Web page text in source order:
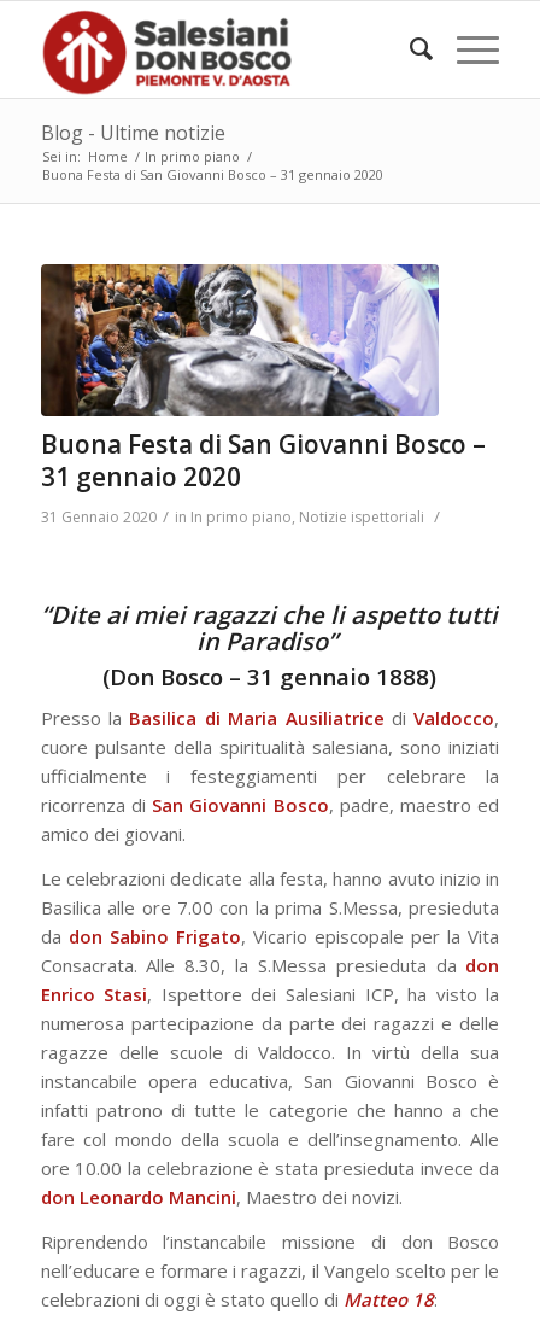
Blog - Ultime notizie
Sei in: Home / In primo piano /
Buona Festa di San Giovanni Bosco – 31 gennaio 2020
Buona Festa di San Giovanni Bosco –
31 gennaio 2020
31 Gennaio 2020 / in In primo piano, Notizie ispettoriali /
“Dite ai miei ragazzi che li aspetto tutti
in Paradiso”
(Don Bosco – 31 gennaio 1888)
Presso la Basilica di Maria Ausiliatrice diValdocco,
cuore pulsante della spiritualità salesiana, sono iniziati
ufficialmente i festeggiamenti per celebrare la
ricorrenza di San Giovanni Bosco, padre, maestro ed
amico dei giovani.
Le celebrazioni dedicate alla festa, hanno avuto inizio in
Basilica alle ore 7.00 con la prima S.Messa, presieduta
da don Sabino Frigato, Vicario episcopale per la Vita
Consacrata. Alle 8.30, la S.Messa presieduta da don
Enrico Stasi, Ispettore dei Salesiani ICP, ha visto la
numerosa partecipazione da parte dei ragazzi e delle
ragazze delle scuole di Valdocco. In virtù della sua
instancabile opera educativa, San Giovanni Bosco è
infatti patrono di tutte le categorie che hanno a che
fare col mondo della scuola e dell’insegnamento. Alle
ore 10.00 la celebrazione è stata presieduta invece da
don Leonardo Mancini, Maestro dei novizi.
Riprendendo l’instancabile missione di don Bosco
nell’educare e formare i ragazzi, il Vangelo scelto per le
celebrazioni di oggi è stato quello di Matteo 18: